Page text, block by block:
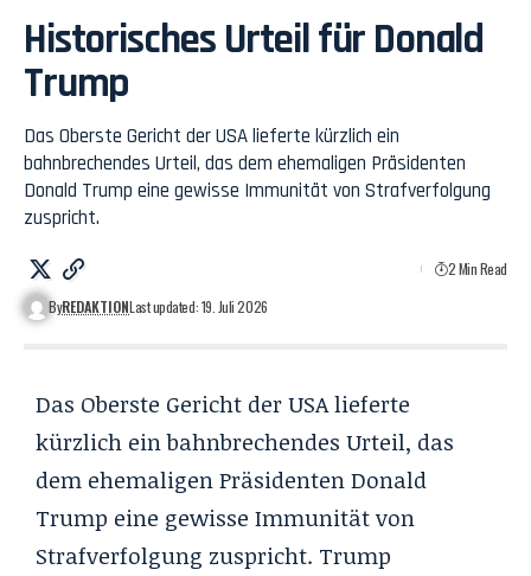
Historisches Urteil für Donald
Trump
Das Oberste Gericht der USA lieferte kürzlich ein
bahnbrechendes Urteil, das dem ehemaligen Präsidenten
Donald Trump eine gewisse Immunität von Strafverfolgung
zuspricht.
ByREDAKTIONLast updated: 19. Juli 2026
2 Min Read
Das Oberste Gericht der USA lieferte
kürzlich ein bahnbrechendes Urteil, das
dem ehemaligen Präsidenten Donald
Trump eine gewisse Immunität von
Strafverfolgung zuspricht. Trump